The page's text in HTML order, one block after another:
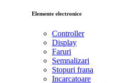
Elemente electronice
Controller
Display
Faruri
Semnalizari
Stopuri frana
Incarcatoare